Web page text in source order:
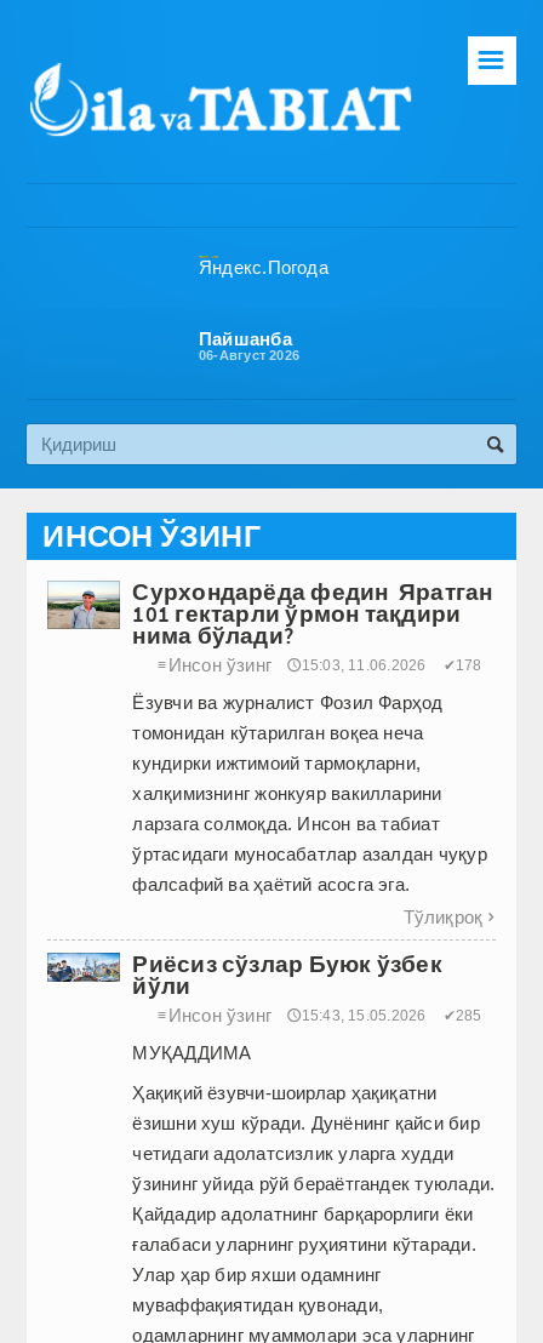
Бош саҳифа
Эко медиа
☰
Пайшанба
06-Август 2026
ИНСОН ЎЗИНГ
Сурхондарёда федин Яратган
101 гектарли ўрмон тақдири
нима бўлади?
≡ Инсон ўзинг 🕔15:03, 11.06.2026 ✔178
Ёзувчи ва журналист Фозил Фарҳод
томонидан кўтарилган воқеа неча
кундирки ижтимоий тармоқларни,
халқимизнинг жонкуяр вакилларини
ларзага солмоқда. Инсон ва табиат
ўртасидаги муносабатлар азалдан чуқур
фалсафий ва ҳаётий асосга эга.
Тўлиқроқ 
Риёсиз сўзлар Буюк ўзбек
йўли
≡ Инсон ўзинг 🕔15:43, 15.05.2026 ✔285
МУҚАДДИМА
Ҳақиқий ёзувчи-шоирлар ҳақиқатни
ёзишни хуш кўради. Дунё­нинг ­қайси бир
четидаги адолатсизлик уларга худди
ўзининг уйида рўй бераётгандек туюлади.
Қайдадир адолатнинг барқарорлиги ёки
ғалабаси уларнинг руҳиятини кўтаради.
Улар ҳар бир яхши одамнинг
муваффақиятидан қувонади,
одамларнинг муаммолари эса уларнинг